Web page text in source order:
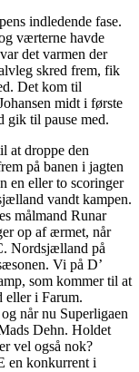
indledende fase.
værterne havde
det varmen der
skred frem, fik
Det kom til
midt i første
gik til pause med.
at droppe den
på banen i jagten
en eller to scoringer
vandt kampen.
målmand Runar
op af ærmet, når
Nordsjælland på
Vi på D’
som kommer til at
eller i Farum.
når nu Superligaen
Dehn. Holdet
vel også nok?
en konkurrent i